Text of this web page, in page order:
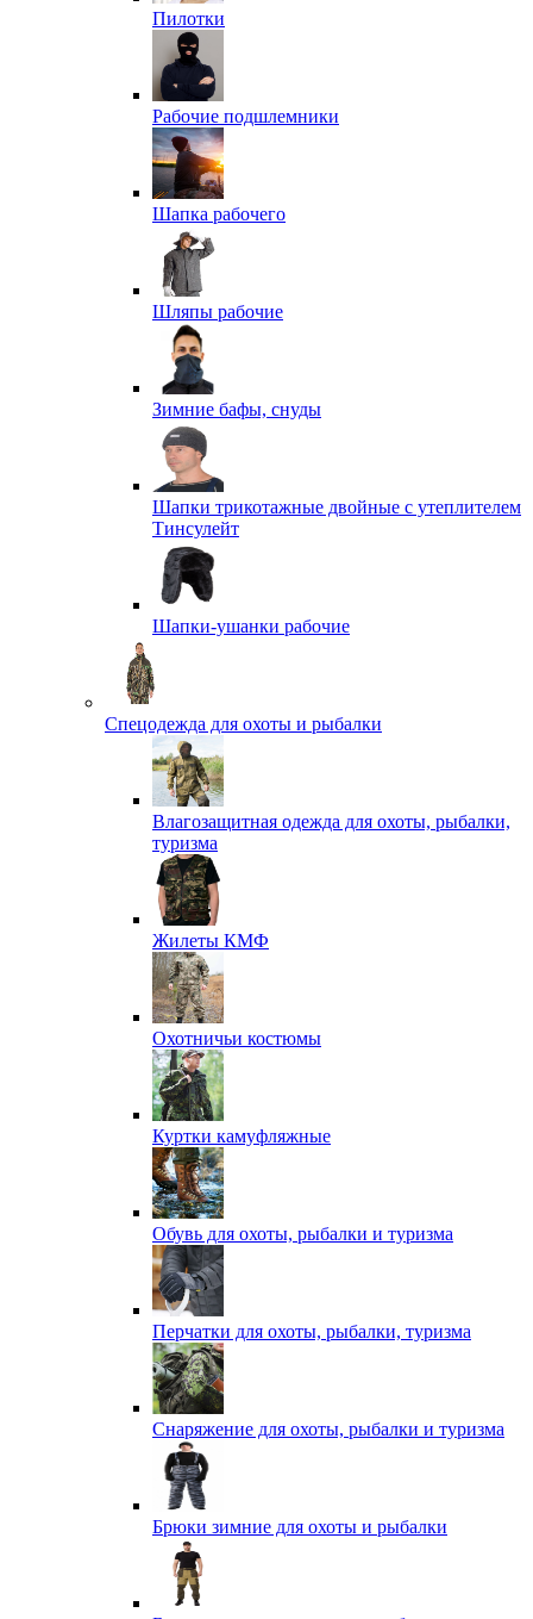
Пилотки
Рабочие подшлемники
Шапка рабочего
Шляпы рабочие
Зимние бафы, снуды
Шапки трикотажные двойные с утеплителем
Тинсулейт
Шапки-ушанки рабочие
Спецодежда для охоты и рыбалки
Влагозащитная одежда для охоты, рыбалки,
туризма
Жилеты КМФ
Охотничьи костюмы
Куртки камуфляжные
Обувь для охоты, рыбалки и туризма
Перчатки для охоты, рыбалки, туризма
Снаряжение для охоты, рыбалки и туризма
Брюки зимние для охоты и рыбалки